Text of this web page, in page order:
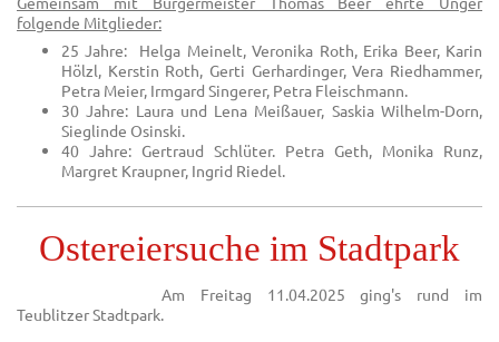
folgende Mitglieder:
25 Jahre: Helga Meinelt, Veronika Roth, Erika Beer, Karin
Hölzl, Kerstin Roth, Gerti Gerhardinger, Vera Riedhammer,
Petra Meier, Irmgard Singerer, Petra Fleischmann.
30 Jahre: Laura und Lena Meißauer, Saskia Wilhelm-Dorn,
Sieglinde Osinski.
40 Jahre: Gertraud Schlüter. Petra Geth, Monika Runz,
Margret Kraupner, Ingrid Riedel.
Ostereiersuche im Stadtpark
Am Freitag 11.04.2025 ging's rund im
Teublitzer Stadtpark.